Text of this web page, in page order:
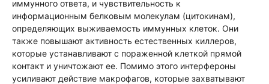
иммунного ответа, и чувствительность к
информационным белковым молекулам (цитокинам),
определяющих выживаемость иммунных клеток. Они
также повышают активность естественных киллеров,
которые устанавливают с пораженной клеткой прямой
контакт и уничтожают ее. Помимо этого интерфероны
усиливают действие макрофагов, которые захватывают